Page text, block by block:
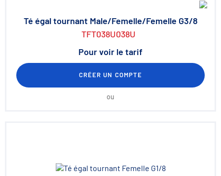
Té égal tournant Male/Femelle/Femelle G3/8
TFT038U038U
Pour voir le tarif
CRÉER UN COMPTE
ou